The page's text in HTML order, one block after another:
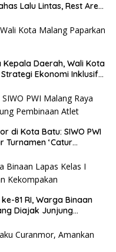
Lalu Lintas, Rest Area,
Daerah, Wali Kota
Ekonomi Inklusif
di Kota Batu: SIWO PWI
Turnamen ‘Catur
81 RI, Warga Binaan
Diajak Junjung